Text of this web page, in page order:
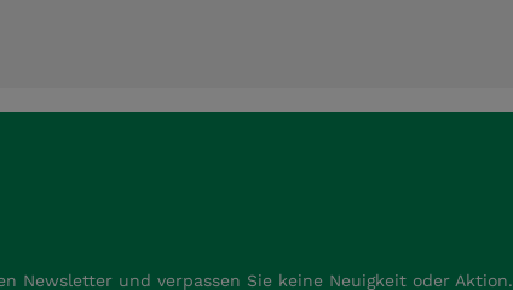
Newsletter und verpassen Sie keine Neuigkeit oder Aktion.